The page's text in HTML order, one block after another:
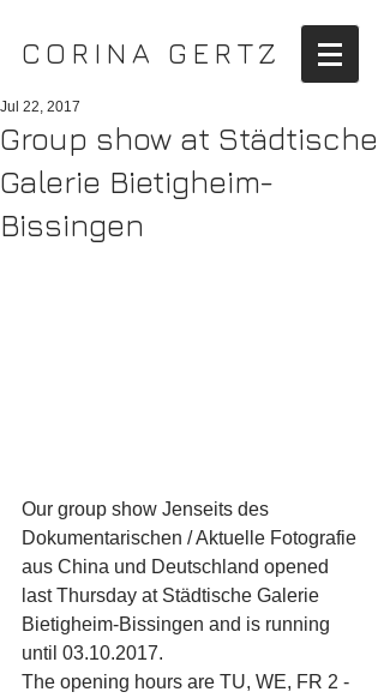
CORINA GERTZ
Group show at Städtische
Galerie Bietigheim-
Bissingen
Jul 22, 2017
Our group show Jenseits des
Dokumentarischen / Aktuelle Fotografie
aus China und Deutschland opened
last Thursday at Städtische Galerie
Bietigheim-Bissingen and is running
until 03.10.2017.
The opening hours are TU, WE, FR 2 -